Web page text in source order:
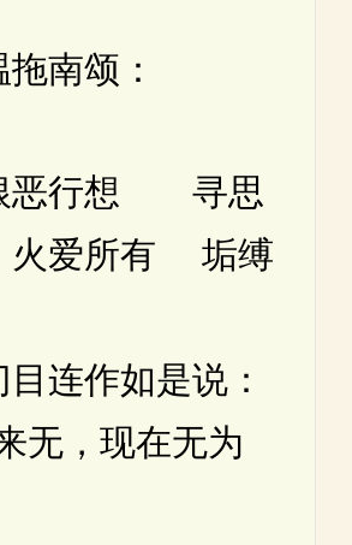
颂：
想 寻思
爱所有 垢缚
作如是说：
无，现在无为